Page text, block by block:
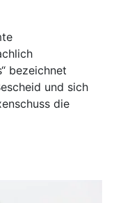
bezeichnet
und sich
die